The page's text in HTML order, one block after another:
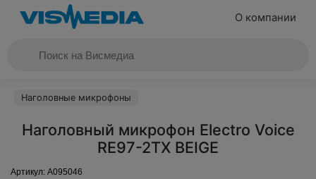
О компании
Наголовные микрофоны
Наголовный микрофон Electro Voice
RE97-2TX BEIGE
Артикул: A095046